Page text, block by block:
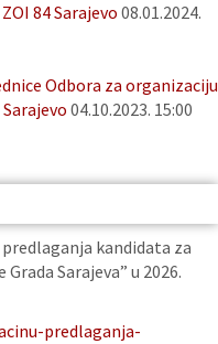
84 Sarajevo 08.01.2024.
Odbora za organizaciju
04.10.2023. 15:00
kandidata za
Sarajeva” u 2026.
predlaganja-